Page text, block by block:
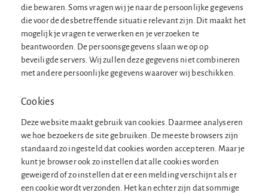
die bewaren. Soms vragen wij je naar de persoonlijke gegevens
die voor de desbetreffende situatie relevant zijn. Dit maakt het
mogelijk je vragen te verwerken en je verzoeken te
beantwoorden. De persoonsgegevens slaan we op op
beveiligde servers. Wij zullen deze gegevens niet combineren
met andere persoonlijke gegevens waarover wij beschikken.
Cookies
Deze website maakt gebruik van cookies. Daarmee analyseren
we hoe bezoekers de site gebruiken. De meeste browsers zijn
standaard zo ingesteld dat cookies worden accepteren. Maar je
kunt je browser ook zo instellen dat alle cookies worden
geweigerd of zo instellen dat er een melding verschijnt als er
een cookie wordt verzonden. Het kan echter zijn dat sommige